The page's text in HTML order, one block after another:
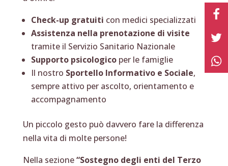
Check-up gratuiti con medici specializzati
Assistenza nella prenotazione di visite
tramite il Servizio Sanitario Nazionale
Supporto psicologicoper le famiglie
Il nostro Sportello Informativo e Sociale,
sempre attivo per ascolto, orientamento e
accompagnamento
Un piccolo gesto può davvero fare la differenza
nella vita di molte persone!
Nella sezione“Sostegno degli enti del Terzo